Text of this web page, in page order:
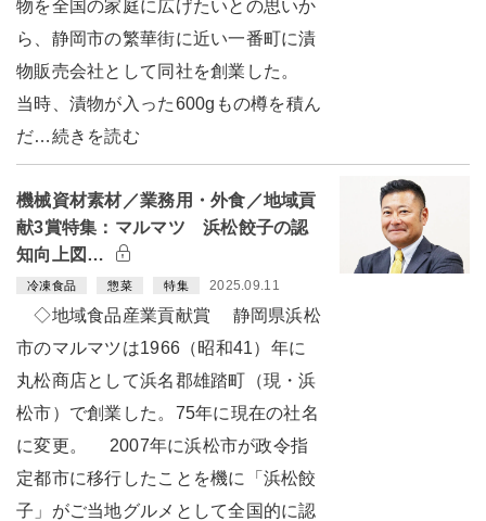
物を全国の家庭に広げたいとの思いか
ら、静岡市の繁華街に近い一番町に漬
物販売会社として同社を創業した。
当時、漬物が入った600gもの樽を積ん
だ…続きを読む
機械資材素材／業務用・外食／地域貢
献3賞特集：マルマツ 浜松餃子の認
知向上図…
冷凍食品 惣菜 特集 2025.09.11
◇地域食品産業貢献賞 静岡県浜松
市のマルマツは1966（昭和41）年に
丸松商店として浜名郡雄踏町（現・浜
松市）で創業した。75年に現在の社名
に変更。 2007年に浜松市が政令指
定都市に移行したことを機に「浜松餃
子」がご当地グルメとして全国的に認